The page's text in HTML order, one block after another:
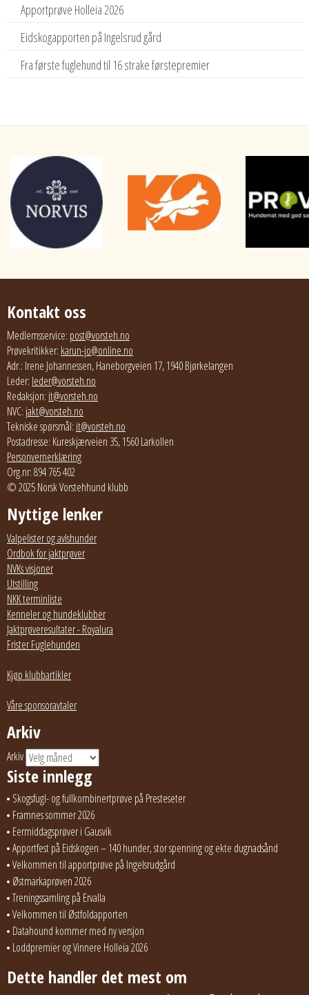
Apportprøve Holleia 2026
Eidskogapporten på Ingelsrud gård
Fra første fuglehund til 16 strake førstepremier
Kontakt oss
Medlemsservice: post@vorsteh.no
Prøvekritikker: karun-jo@online.no
Adr.: Irene Johannessen, Haneborgveien 17, 1940 Bjørkelangen
Leder: leder@vorsteh.no
Redaksjon: it@vorsteh.no
NVC: jakt@vorsteh.no
Tekniske spørsmål: it@vorsteh.no
Postadresse: Kureskjærveien 35, 1560 Larkollen
Personvernerklæring
Org.nr: 894 765 402
© 2025 Norsk Vorstehhund klubb
Nyttige lenker
Valpelister og avlshunder
Ordbok for jaktprøver
NVKs visjoner
Utstilling
NKK terminliste
Kenneler og hundeklubber
Jaktprøveresultater - Royalura
Frister Fuglehunden
Kjøp klubbartikler
Våre sponsoravtaler
Arkiv
Arkiv
Siste innlegg
Skogsfugl- og fullkombinertprøve på Presteseter
Framnes sommer 2026
Eermiddagsprøver i Gausvik
Apportfest på Eidskogen – 140 hunder, stor spenning og ekte dugnadsånd
Velkommen til apportprøve på Ingelsrudgård
Østmarkaprøven 2026
Treningssamling på Ervalla
Velkommen til Østfoldapporten
Datahound kommer med ny versjon
Loddpremier og Vinnere Holleia 2026
Dette handler det mest om